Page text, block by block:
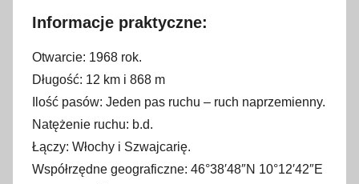
Informacje praktyczne:
Otwarcie: 1968 rok.
Długość: 12 km i 868 m
Ilość pasów: Jeden pas ruchu – ruch naprzemienny.
Natężenie ruchu: b.d.
Łączy: Włochy i Szwajcarię.
Współrzędne geograficzne: 46°38′48″N 10°12′42″E